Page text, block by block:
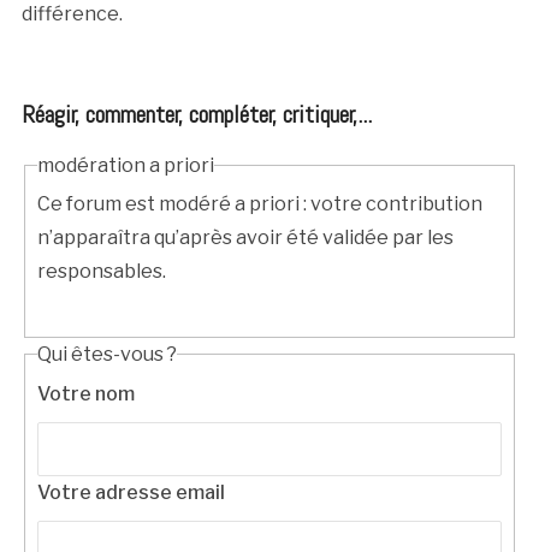
différence.
Réagir, commenter, compléter, critiquer,...
modération a priori
Ce forum est modéré a priori : votre contribution
n’apparaîtra qu’après avoir été validée par les
responsables.
Qui êtes-vous ?
Votre nom
Votre adresse email